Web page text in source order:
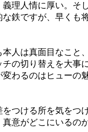
理人情に厚い。そ
鉄ですが、早くも
人は真面目なこと
の切り替えを大事
わるのはヒューの
をつける所を気をつ
意がどこにいるの